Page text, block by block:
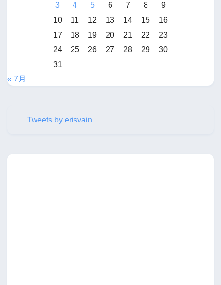
3
4 5 6 7 8
9
10
11 12 13 14 15
16
17
18 19 20 21 22
23
24
25 26 27 28 29
30
31
« 7月
Tweets by erisvain